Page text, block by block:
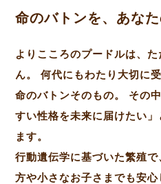
命のバトンを、あな
よりこころのプードルは、
ん。 何代にもわたり大切に
命のバトンそのもの。 その
すい性格を未来に届けたい
ます。
行動遺伝学に基づいた繁殖
方や小さなお子さまでも安